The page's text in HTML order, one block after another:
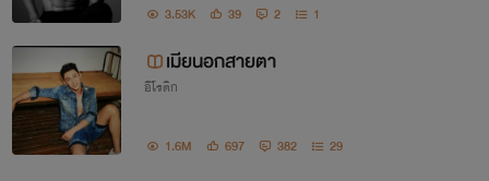
3.53K 39 2 1
เมียนอกสายตา
อีโรติก
1.6M 697 382 29